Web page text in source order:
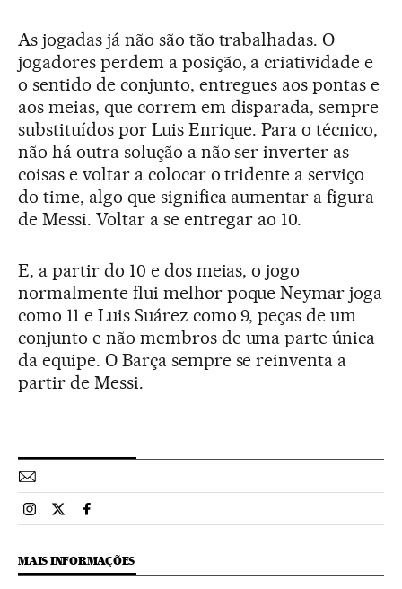
As jogadas já não são tão trabalhadas. O
jogadores perdem a posição, a criatividade e
o sentido de conjunto, entregues aos pontas e
aos meias, que correm em disparada, sempre
substituídos por Luis Enrique. Para o técnico,
não há outra solução a não ser inverter as
coisas e voltar a colocar o tridente a serviço
do time, algo que significa aumentar a figura
de Messi. Voltar a se entregar ao 10.
E, a partir do 10 e dos meias, o jogo
normalmente flui melhor poque Neymar joga
como 11 e Luis Suárez como 9, peças de um
conjunto e não membros de uma parte única
da equipe. O Barça sempre se reinventa a
partir de Messi.
Esportes El País Brasil en Instagram
Esportes El País Brasil en Twitter
Esportes El País Brasil en Facebook
MAIS INFORMAÇÕES